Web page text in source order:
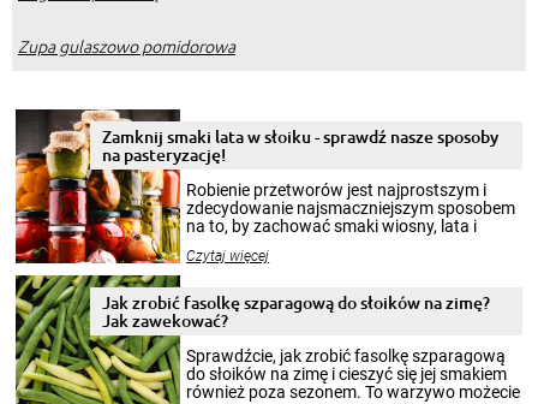
Zupa gulaszowo pomidorowa
Zamknij smaki lata w słoiku - sprawdź nasze sposoby
na pasteryzację!
Robienie przetworów jest najprostszym i
zdecydowanie najsmaczniejszym sposobem
na to, by zachować smaki wiosny, lata i
krajobrazów, by cieszyć nimi oko w sezonie
pełni poczuć atmosferę cieplejszych
miesięcy. Przygotowanie słoików ze
patenty, które pozwolą zachować świeżość
przetworów.
Czytaj więcej
Jak zrobić fasolkę szparagową do słoików na zimę?
Jak zawekować?
Sprawdźcie, jak zrobić fasolkę szparagową
do słoików na zimę i cieszyć się jej smakiem
również poza sezonem. To warzywo możecie